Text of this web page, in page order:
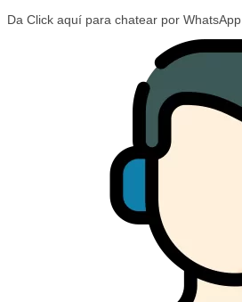
Da Click aquí para chatear por WhatsApp